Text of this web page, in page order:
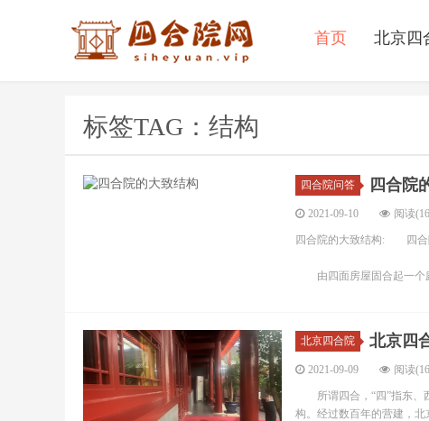
首页 北京四
标签TAG：结构
四合院问答 四合院
2021-09-10 阅读
四合院的大致结构: 四合
由四面房屋固合起一个
北京四合院 北京四
2021-09-09 阅读
所谓四合，“四”指东、西
构。经过数百年的营建，北